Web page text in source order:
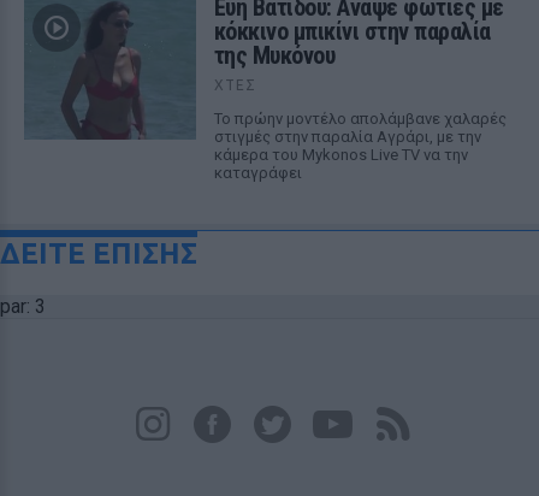
Εύη Βατίδου: Αναψε φωτιές με
κόκκινο μπικίνι στην παραλία
της Μυκόνου
ΧΤΕΣ
Το πρώην μοντέλο απολάμβανε χαλαρές
στιγμές στην παραλία Αγράρι, με την
κάμερα του Mykonos Live TV να την
καταγράφει
ΔΕΙΤΕ ΕΠΙΣΗΣ
par: 3